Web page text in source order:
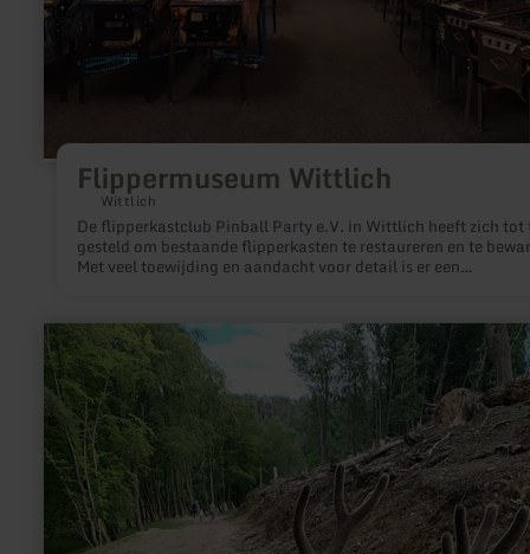
Flippermuseum Wittlich
Wittlich
De flipperkastclub Pinball Party e.V. in Wittlich heeft zich tot
gesteld om bestaande flipperkasten te restaureren en te
Met veel toewijding en aandacht voor detail is er een
hun hobby niet alleen in de kelder willen beoefenen, maar ook
graag de competitie met elkaar aangaan.
meer
informatie
over:
Wildpark
Schmidt